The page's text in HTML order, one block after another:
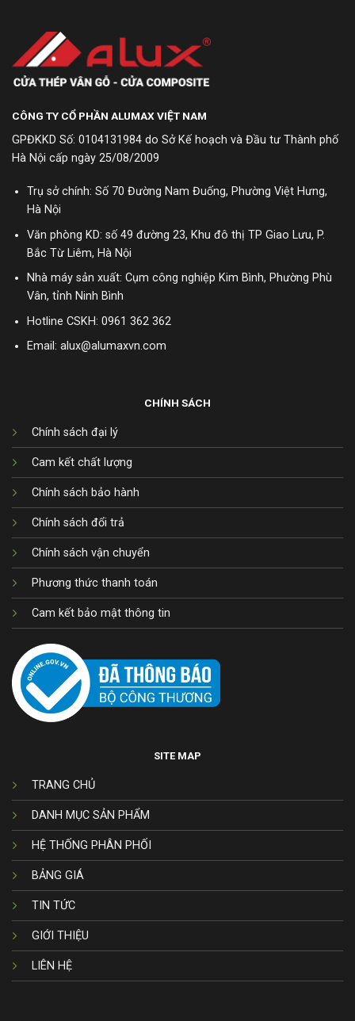
CÔNG TY CỔ PHẦN ALUMAX VIỆT NAM
GPĐKKD Số: 0104131984 do Sở Kế hoạch và Đầu tư Thành phố
Hà Nội cấp ngày 25/08/2009
Trụ sở chính: Số 70 Đường Nam Đuống, Phường Việt Hưng,
Hà Nội
Văn phòng KD: số 49 đường 23, Khu đô thị TP Giao Lưu, P.
Bắc Từ Liêm, Hà Nội
Nhà máy sản xuất: Cụm công nghiệp Kim Bình, Phường Phù
Vân, tỉnh Ninh Bình
Hotline CSKH: 0961 362 362
Email: alux@alumaxvn.com
CHÍNH SÁCH
Chính sách đại lý
Cam kết chất lượng
Chính sách bảo hành
Chính sách đổi trả
Chính sách vận chuyển
Phương thức thanh toán
Cam kết bảo mật thông tin
SITE MAP
TRANG CHỦ
DANH MỤC SẢN PHẨM
HỆ THỐNG PHÂN PHỐI
BẢNG GIÁ
TIN TỨC
GIỚI THIỆU
LIÊN HỆ